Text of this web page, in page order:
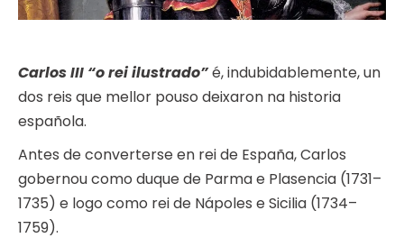
Carlos III “o rei ilustrado”é, indubidablemente, un
dos reis que mellor pouso deixaron na historia
española.
Antes de converterse en rei de España, Carlos
gobernou como duque de Parma e Plasencia (1731–
1735) e logo como rei de Nápoles e Sicilia (1734–
1759).